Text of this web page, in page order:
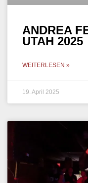
ANDREA
UTAH 2025
WEITERLESEN »
19. April 2025